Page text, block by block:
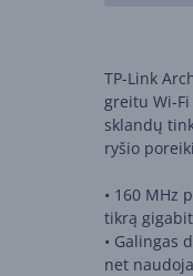
TP-Link
greitu Wi-
sklandų
ryšio
• 160 MHz
tikrą
• Galingas
net